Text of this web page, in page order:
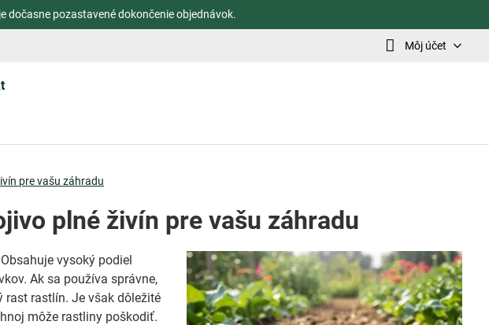
dočasne pozastavené dokončenie objednávok.
Môj účet
pre vašu záhradu
plné živín pre vašu záhradu
vysoký podiel
Ak sa používa správne,
rastlín. Je však dôležité
môže rastliny poškodiť.